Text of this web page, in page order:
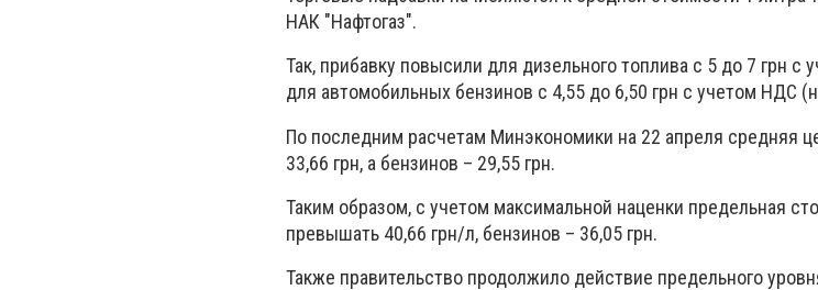
НАК "Нафтогаз".
Так, прибавку повысили для дизельного топлива с 5 до 7 грн с
для автомобильных бензинов с 4,55 до 6,50 грн с учетом НДС
По последним расчетам Минэкономики на 22 апреля средняя
33,66 грн, а бензинов – 29,55 грн.
Таким образом, с учетом максимальной наценки предельная
превышать 40,66 грн/л, бензинов – 36,05 грн.
Также правительство продолжило действие предельного